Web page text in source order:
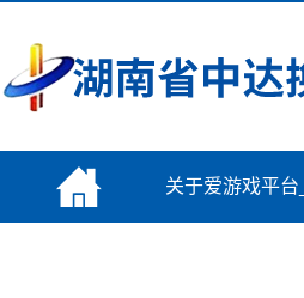
关于爱游戏平台_